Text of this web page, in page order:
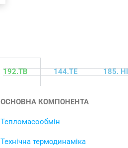
192.ТВ 144.ТЕ 185.
ОСНОВНА КОМПОНЕНТА
Тепломасообмін
Технічна термодинаміка